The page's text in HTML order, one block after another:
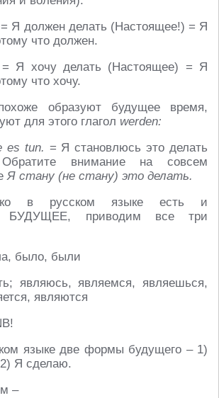
= Я должен делать (Настоящее!) = Я
что должен.
Я хочу делать (Настоящее) = Я
что хочу.
образуют будущее время,
для этого глагол werden:
es tun. = Я становлюсь это делать
внимание на совсем
Я стану (не стану) это делать.
в русском языке есть и
БУДУЩЕЕ, приводим все три
было, были
являюсь, являемся, являешься,
являются
языке две формы будущего – 1)
Я сделаю.
–